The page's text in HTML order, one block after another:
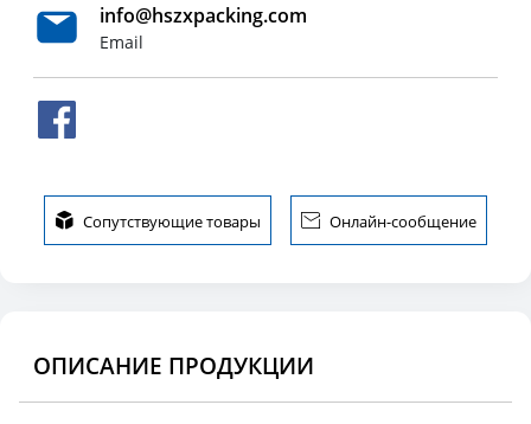
info@hszxpacking.com
Email
 Сопутствующие товары  Онлайн-сообщение
ОПИСАНИЕ ПРОДУКЦИИ